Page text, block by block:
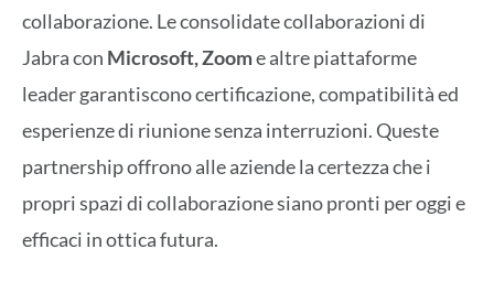
collaborazione. Le consolidate collaborazioni di
Jabra con Microsoft, Zoome altre piattaforme
leader garantiscono certificazione, compatibilità ed
esperienze di riunione senza interruzioni. Queste
partnership offrono alle aziende la certezza che i
propri spazi di collaborazione siano pronti per oggi e
efficaci in ottica futura.